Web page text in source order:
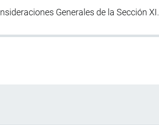
Generales de la Sección XI.